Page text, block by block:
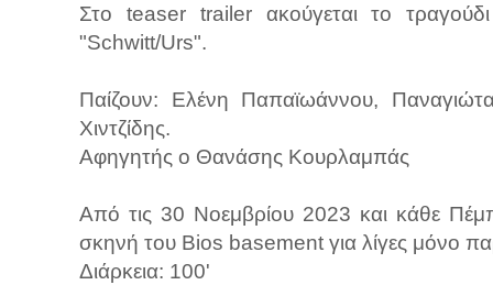
Στο teaser trailer ακούγεται το
"Schwitt/Urs".
Παίζουν: Ελένη Παπαϊωάννου,
Χιντζίδης.
Αφηγητής ο Θανάσης Κουρλαμπάς
Από τις 30 Νοεμβρίου 2023 και κάθε
σκηνή του Bios basement για λίγες μόνο
Διάρκεια: 100'